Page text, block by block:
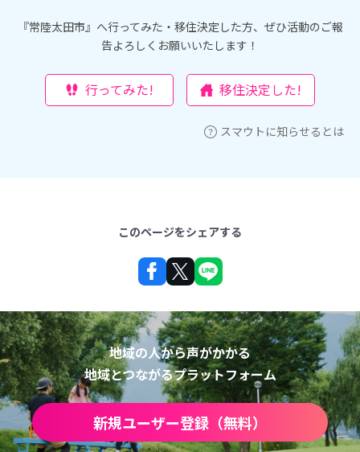
『常陸太田市』へ行ってみた・移住決定した方、ぜひ活動のご報
告よろしくお願いいたします！
行ってみた! 移住決定した!
スマウトに知らせるとは
このページをシェアする
地域の人から声がかかる
地域とつながるプラットフォーム
新規ユーザー登録（無料）